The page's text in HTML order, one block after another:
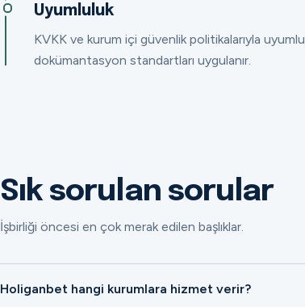
Uyumluluk
KVKK ve kurum içi güvenlik politikalarıyla uyumlu
dokümantasyon standartları uygulanır.
Sık sorulan sorular
İşbirliği öncesi en çok merak edilen başlıklar.
Holiganbet hangi kurumlara hizmet verir?